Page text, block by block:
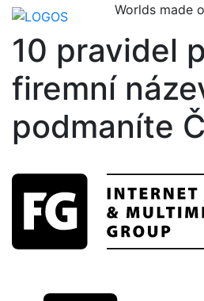
Worlds made
10 pravidel
firemní
podmaníte